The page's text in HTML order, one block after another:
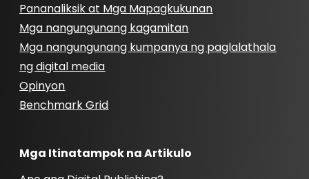
Pananaliksik at Mga Mapagkukunan
Mga nangungunang kagamitan
Mga nangungunang kumpanya ng paglalathala
ng digital media
Opinyon
Benchmark Grid
Mga Itinatampok na Artikulo